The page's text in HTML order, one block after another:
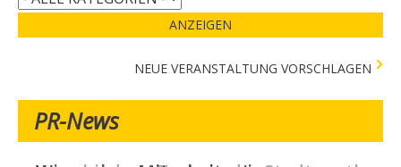
ANZEIGEN
NEUE VERANSTALTUNG VORSCHLAGEN
PR-News